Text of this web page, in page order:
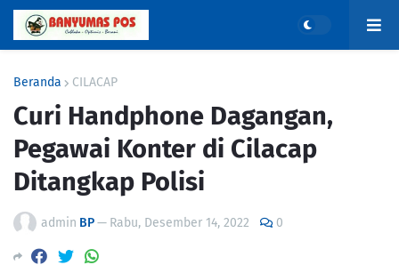
Beranda CILACAP
Curi Handphone Dagangan,
Pegawai Konter di Cilacap
Ditangkap Polisi
admin BP— Rabu, Desember 14, 2022 0